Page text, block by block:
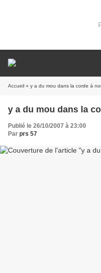
Accueil » y a du mou dans la corde à
y a du mou dans la
Publié le 26/10/2007 à 23:00
Par prs 57